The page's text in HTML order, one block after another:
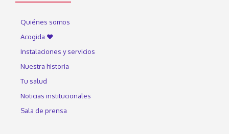
Quiénes somos
Acogida ♥
Instalaciones y servicios
Nuestra historia
Tu salud
Noticias institucionales
Sala de prensa